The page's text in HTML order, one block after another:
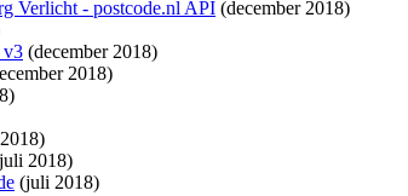
Verlicht - postcode.nl API (december 2018)
v3 (december 2018)
2018)
2018)
(juli 2018)